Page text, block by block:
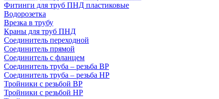
Фитинги для труб ПНД пластиковые
Водорозетка
Врезка в трубу
Краны для труб ПНД
Соединитель переходной
Соединитель прямой
Соединитель с фланцем
Соединитель труба – резьба ВР
Соединитель труба – резьба НР
Тройники с резьбой ВР
Тройники с резьбой НР